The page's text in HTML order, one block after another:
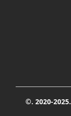
©. 2020-2025.